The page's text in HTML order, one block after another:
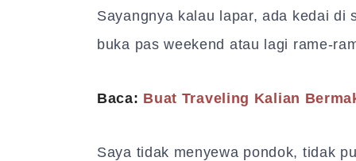
Sayangnya kalau lapar, ada kedai
buka pas weekend atau lagi rame-
Baca: Buat Traveling Kalian
Saya tidak menyewa pondok, tidak